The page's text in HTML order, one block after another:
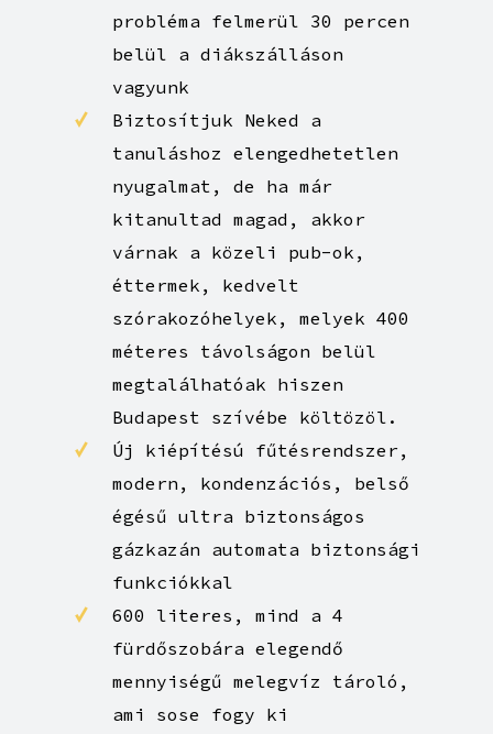
amennyiben bármilyen
probléma felmerül 30 percen
belül a diákszálláson
vagyunk
Biztosítjuk Neked a
tanuláshoz elengedhetetlen
nyugalmat, de ha már
kitanultad magad, akkor
várnak a közeli pub-ok,
éttermek, kedvelt
szórakozóhelyek, melyek 400
méteres távolságon belül
megtalálhatóak hiszen
Budapest szívébe költözöl.
Új kiépítésú fűtésrendszer,
modern, kondenzációs, belső
égésű ultra biztonságos
gázkazán automata biztonsági
funkciókkal
600 literes, mind a 4
fürdőszobára elegendő
mennyiségű melegvíz tároló,